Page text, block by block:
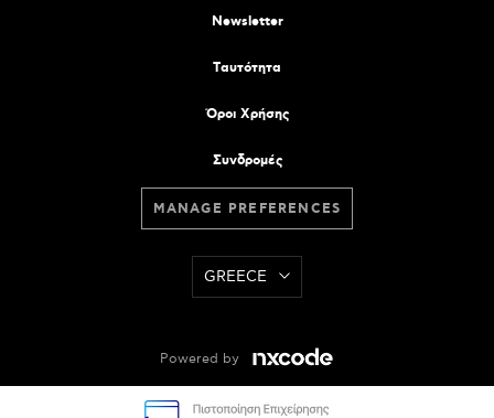
Newsletter
Tαυτότητα
Όροι Χρήσης
Συνδρομές
MANAGE PREFERENCES
GREECE
Powered by